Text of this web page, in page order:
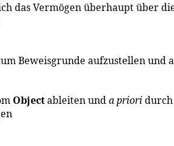
das Vermögen überhaupt über
Beweisgrunde aufzustellen und
Objectableiten unda priori